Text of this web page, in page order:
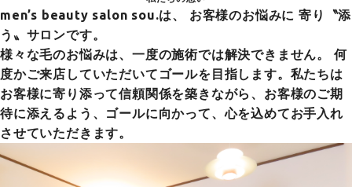
men’s beauty salon sou.は、
お客様のお悩みに 寄り〝添
う〟サロンです。
様々な毛のお悩みは、一度の施術では解決できません。 何
度かご来店していただいてゴールを目指します。私たちは
お客様に寄り添って信頼関係を築きながら、お客様のご期
待に添えるよう、ゴールに向かって、心を込めてお手入れ
させていただきます。